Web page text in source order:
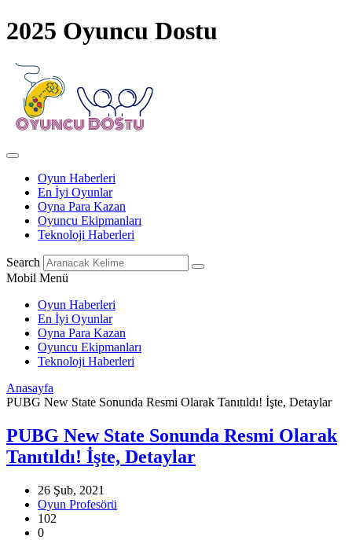
2025 Oyuncu Dostu
Oyun Haberleri
En İyi Oyunlar
Oyna Para Kazan
Oyuncu Ekipmanları
Teknoloji Haberleri
Search
Mobil Menü
Oyun Haberleri
En İyi Oyunlar
Oyna Para Kazan
Oyuncu Ekipmanları
Teknoloji Haberleri
Anasayfa
PUBG New State Sonunda Resmi Olarak Tanıtıldı! İşte, Detaylar
PUBG New State Sonunda Resmi Olarak
Tanıtıldı! İşte, Detaylar
26 Şub, 2021
Oyun Profesörü
102
0